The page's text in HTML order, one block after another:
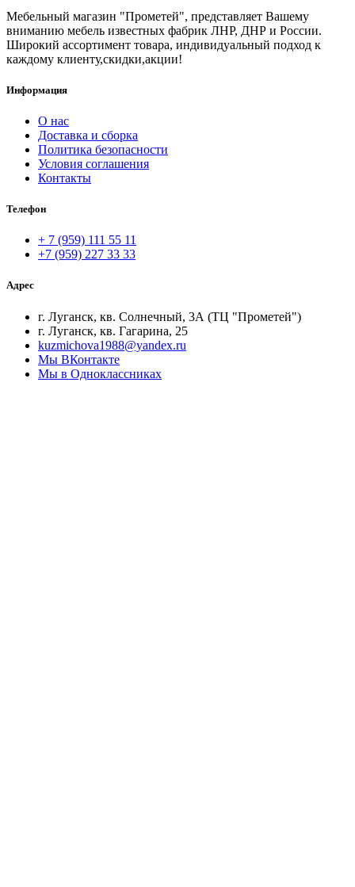
Мебельный магазин "Прометей", представляет Вашему
вниманию мебель известных фабрик ЛНР, ДНР и России.
Широкий ассортимент товара, индивидуальный подход к
каждому клиенту,скидки,акции!
Информация
О нас
Доставка и сборка
Политика безопасности
Условия соглашения
Контакты
Телефон
+ 7 (959) 111 55 11
+7 (959) 227 33 33
Адрес
г. Луганск, кв. Солнечный, 3А (ТЦ "Прометей")
г. Луганск, кв. Гагарина, 25
kuzmichova1988@yandex.ru
Мы ВКонтакте
Мы в Одноклассниках